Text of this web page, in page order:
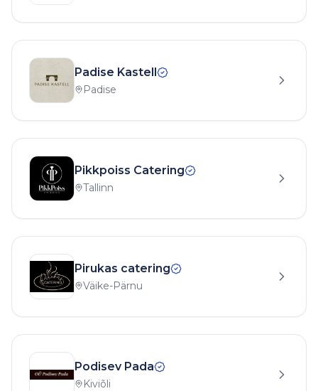
Padise Kastell
Padise
Pikkpoiss Catering
Tallinn
Pirukas catering
Väike-Pärnu
Podisev Pada
Kiviõli